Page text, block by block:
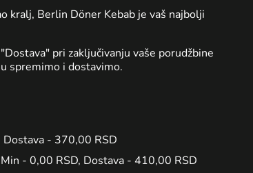
kralj, Berlin Döner Kebab je vaš najbolji
pri zaključivanju vaše porudžbine
spremimo i dostavimo.
Dostava - 370,00 RSD
- 0,00 RSD, Dostava - 410,00 RSD